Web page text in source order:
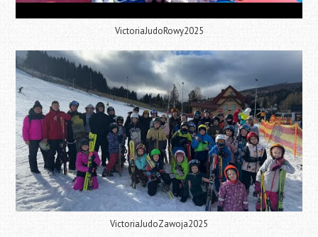
VictoriaJudoRowy2025
VictoriaJudoZawoja2025